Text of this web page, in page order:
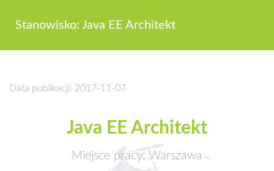
Stanowisko: Java EE Architekt
Data publikacji: 2017-11-07
Java EE Architekt
Miejsce pracy: Warszawa